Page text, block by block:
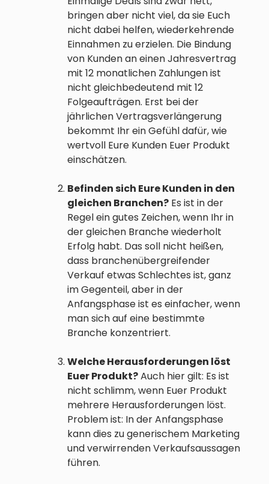
bringen aber nicht viel, da sie Euch
nicht dabei helfen, wiederkehrende
Einnahmen zu erzielen. Die Bindung
von Kunden an einen Jahresvertrag
mit 12 monatlichen Zahlungen ist
nicht gleichbedeutend mit 12
Folgeaufträgen. Erst bei der
jährlichen Vertragsverlängerung
bekommt Ihr ein Gefühl dafür, wie
wertvoll Eure Kunden Euer Produkt
einschätzen.
Befinden sich Eure Kunden in den
gleichen Branchen? Es ist in der
Regel ein gutes Zeichen, wenn Ihr in
der gleichen Branche wiederholt
Erfolg habt. Das soll nicht heißen,
dass branchenübergreifender
Verkauf etwas Schlechtes ist, ganz
im Gegenteil, aber in der
Anfangsphase ist es einfacher, wenn
man sich auf eine bestimmte
Branche konzentriert.
Welche Herausforderungen löst
Euer Produkt?Auch hier gilt: Es ist
nicht schlimm, wenn Euer Produkt
mehrere Herausforderungen löst.
Problem ist: In der Anfangsphase
kann dies zu generischem Marketing
und verwirrenden Verkaufsaussagen
führen.